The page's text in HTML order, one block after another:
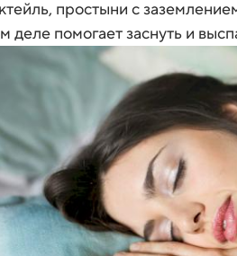
простыни с
деле помогает заснуть и